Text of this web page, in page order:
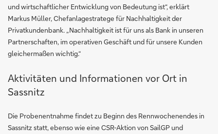
und wirtschaftlicher Entwicklung von Bedeutung ist“, erklärt
Markus Müller, Chefanlagestratege für Nachhaltigkeit der
Privatkundenbank. „Nachhaltigkeit ist für uns als Bank in unseren
Partnerschaften, im operativen Geschäft und für unsere Kunden
gleichermaßen wichtig.“
Aktivitäten und Informationen vor Ort in
Sassnitz
Die Probenentnahme findet zu Beginn des Rennwochenendes in
Sassnitz statt, ebenso wie eine CSR-Aktion von SailGP und